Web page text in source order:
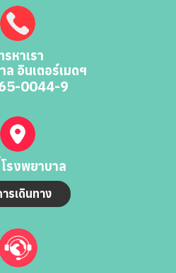
รหาเรา
ล อินเตอร์เมดฯ
0044-9
รงพยาบาล
รเดินทาง